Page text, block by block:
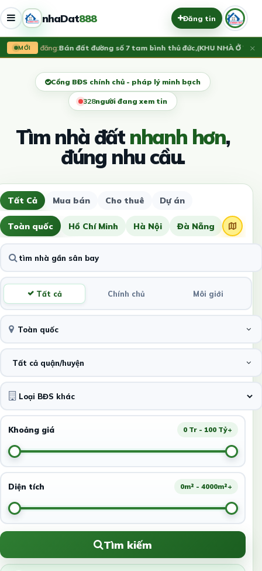
nhaDat888 Đăng tin
MỚI
Vừa đăng:Bán đất đường số 7 tam bình thủ đức,(KHU NHÀ Ở VẠN
×
Cổng BĐS chính chủ - pháp lý minh bạch
328người đang xem tin
Tìm nhà đấtnhanh hơn,
đúng nhu cầu.
Tất Cả Mua bán Cho thuê Dự án
Toàn quốc Hồ Chí Minh Hà Nội Đà Nẵng
Tất cả Chính chủ Môi giới
Toàn quốc
Tất cả quận/huyện
Khoảng giá 0 Tr - 100 Tỷ+
Diện tích 0m² - 4000m²+
Tìm kiếm